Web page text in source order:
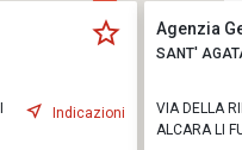
Indicazioni
Agenzia
SANT'
VIA DELLA
ALCARA LI